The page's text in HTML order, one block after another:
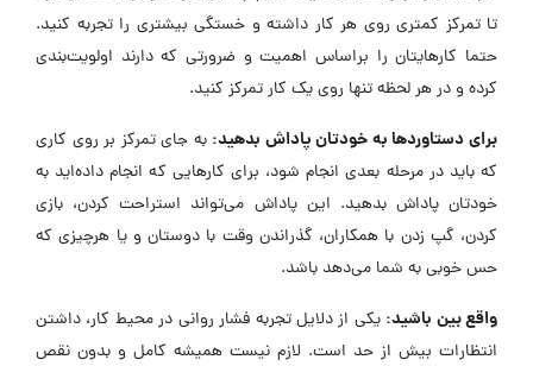
تا تمرکز کمتری روی هر کار داشته و خستگی بیشتری را تجربه کنید.
حتما کارهایتان را براساس اهمیت و ضرورتی که دارند اولویت‌بندی
کرده و در هر لحظه تنها روی یک کار تمرکز کنید.
برای دستاوردها به خودتان پاداش بدهید: به جای تمرکز بر روی کاری
که باید در مرحله بعدی انجام شود، برای کارهایی که انجام داده‌اید به
خودتان پاداش بدهید. این پاداش می‌تواند استراحت کردن، بازی
کردن، گپ زدن با همکاران، گذراندن وقت با دوستان و یا هرچیزی که
حس خوبی به شما می‌دهد باشد.
واقع بین باشید: یکی از دلایل تجربه فشار روانی در محیط کار، داشتن
انتظارات بیش از حد است. لازم نیست همیشه کامل و بدون نقص